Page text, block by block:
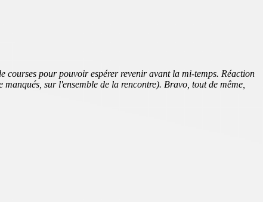
courses pour pouvoir espérer revenir avant la mi-temps. Réaction
sur l'ensemble de la rencontre). Bravo, tout de même,